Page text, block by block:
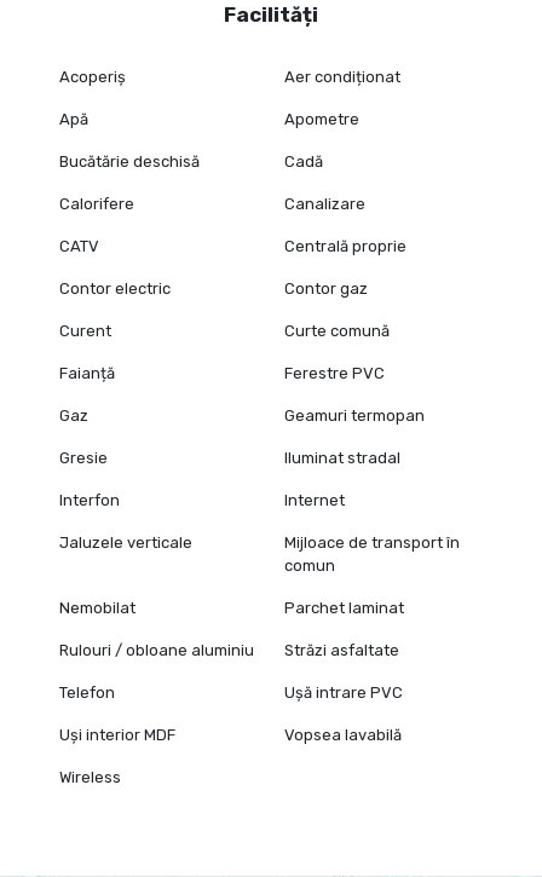
Facilități
Acoperiș Aer condiționat
Apă Apometre
Bucătărie deschisă Cadă
Calorifere Canalizare
CATV Centrală proprie
Contor electric Contor gaz
Curent Curte comună
Faianță Ferestre PVC
Gaz Geamuri termopan
Gresie Iluminat stradal
Interfon Internet
Jaluzele verticale
Mijloace de transport în
comun
Nemobilat Parchet laminat
Rulouri / obloane aluminiu Străzi asfaltate
Telefon Ușă intrare PVC
Uși interior MDF Vopsea lavabilă
Wireless